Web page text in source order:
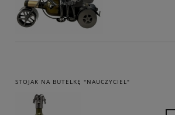
STOJAK NA BUTELKĘ "NAUCZYCIEL"